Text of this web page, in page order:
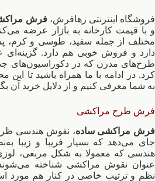
فروشگاه اینترنتی رهافرش،فرش
و با قیمت کارخانه به بازار عرضه
مختلف از جمله سفید، طوسی و کرم،
دارد و فروش خوبی هم دارد. گزینه‌ای
طرح‌های مدرن که در دکوراسیون‌های
کرد. در ادامه با ما همراه باشید تا این
به شما معرفی کنیم و از دلایل خرید آن
فرش طرح مراکشی
فرش مراکشی ساده، نقوش هندسی
جای می‌دهد که بسیار فریبا و زیبا
هندسی که معمولا به شکل مربعی،
عنوان نقوش مراکشی شناخته
نظم و ترتیب خاصی در کنار هم مورد